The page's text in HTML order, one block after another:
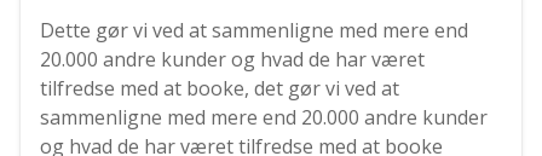
Dette gør vi ved at sammenligne med mere end
20.000 andre kunder og hvad de har været
tilfredse med at booke, det gør vi ved at
sammenligne med mere end 20.000 andre kunder
og hvad de har været tilfredse med at booke